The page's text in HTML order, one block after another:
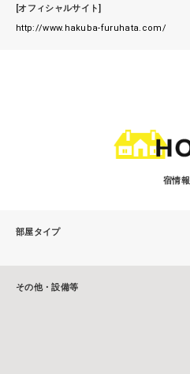
[オフィシャルサイト]
http://www.hakuba-furuhata.com/
宿情報
部屋タイプ
その他・設備等